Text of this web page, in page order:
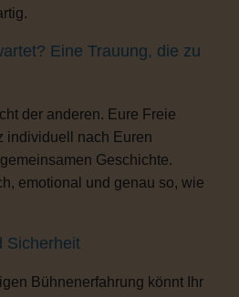
Eine Trauung, die zu
der anderen. Eure Freie
individuell nach Euren
Geschichte.
emotional und genau so, wie
Sicherheit
Bühnenerfahrung könnt Ihr